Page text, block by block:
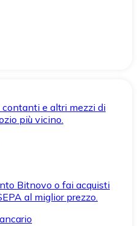
e altri mezzi di
più vicino.
Bitnovo o fai acquisti
al miglior prezzo.